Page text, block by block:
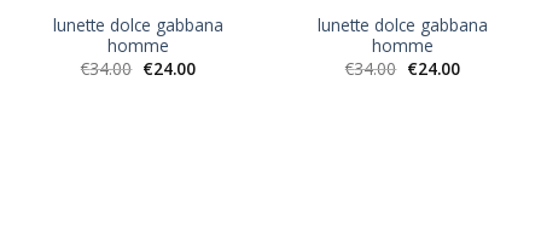
lunette dolce gabbana
homme
€34.00 €24.00
lunette dolce gabbana
homme
€34.00 €24.00